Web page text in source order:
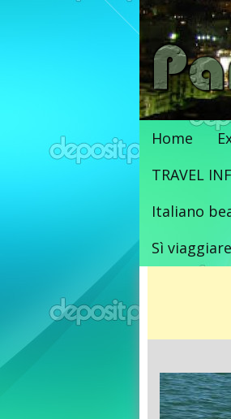
Vai
contenuto
Home
TRAVEL
Italiano
Sì viaggiare